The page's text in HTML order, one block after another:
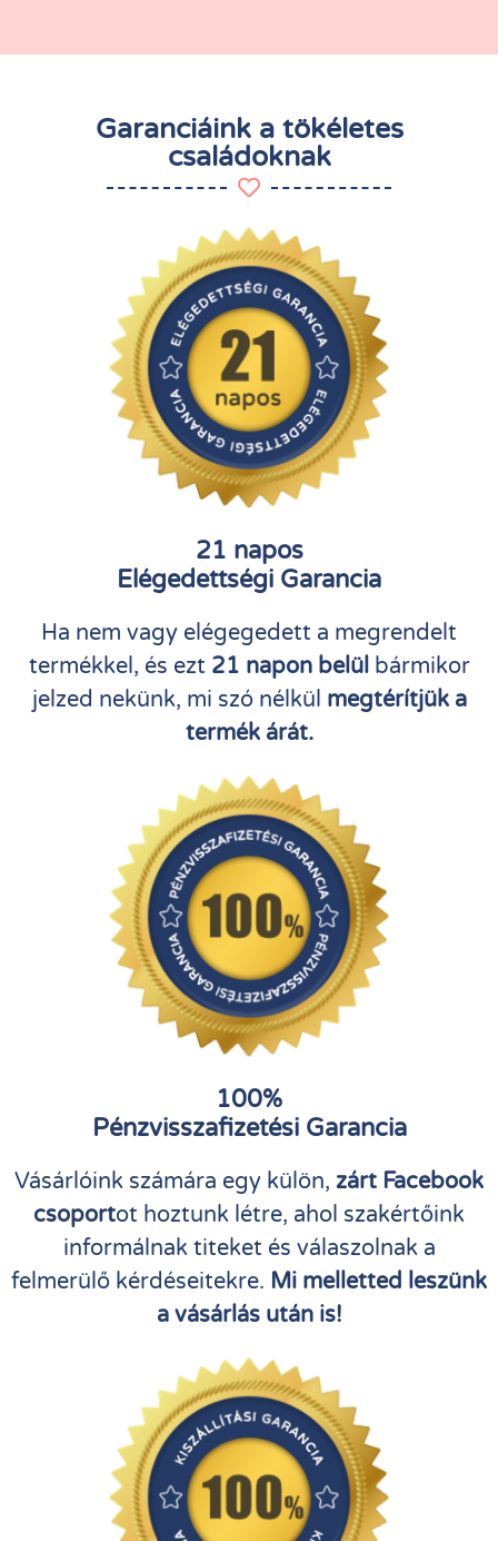
Garanciáink a tökéletes
családoknak
21 napos
Elégedettségi Garancia
Ha nem vagy elégegedett a megrendelt
termékkel, és ezt 21 napon belülbármikor
jelzed nekünk, mi szó nélkül megtérítjük a
termék árát.
100%
Pénzvisszafizetési Garancia
Vásárlóink számára egy külön, zárt Facebook
csoportot hoztunk létre, ahol szakértőink
informálnak titeket és válaszolnak a
felmerülő kérdéseitekre. Mi melletted leszünk
a vásárlás után is!